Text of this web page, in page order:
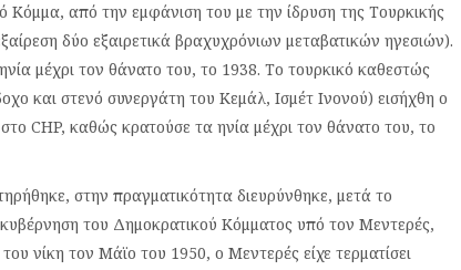
από την εμφάνιση του με την ίδρυση της Τουρκικής
δύο εξαιρετικά βραχυχρόνιων μεταβατικών ηγεσιών).
μέχρι τον θάνατο του, το 1938. Το τουρκικό καθεστώς
και στενό συνεργάτη του Κεμάλ, Ισμέτ Ινονού) εισήχθη ο
CHP, καθώς κρατούσε τα ηνία μέχρι τον θάνατο του, το
στην πραγματικότητα διευρύνθηκε, μετά το
του Δημοκρατικού Κόμματος υπό τον Μεντερές,
νίκη τον Μάϊο του 1950, ο Μεντερές είχε τερματίσει